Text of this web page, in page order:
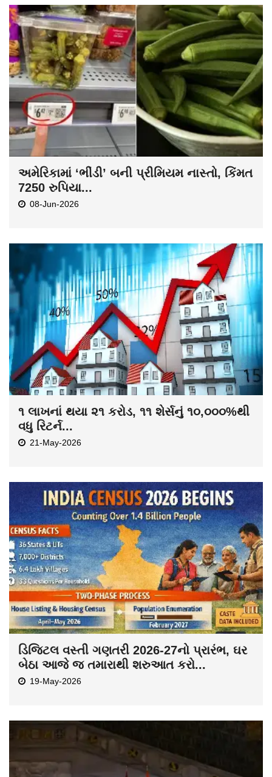
અમેરિકામાં ‘ભીંડી’ બની પ્રીમિયમ નાસ્તો, કિંમત
7250 રુપિયા...
08-Jun-2026
૧ લાખનાં થયા ૨૧ કરોડ, ૧૧ શેર્સનું ૧૦,૦૦૦%થી
વધુ રિટર્ન...
21-May-2026
ડિજિટલ વસ્તી ગણતરી 2026-27નો પ્રારંભ, ઘર
બેઠા આજે જ તમારાથી શરુઆત કરો...
19-May-2026